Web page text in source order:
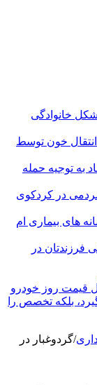
خانوادگی
خون توسط
به توجیه حمله
در کردکوی
های بیماری ام
فرزندتان در
قیمت روز خودرو
بلکه تخصص را
/گردوغبار در